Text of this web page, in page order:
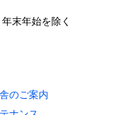
末年始を除く
のご案内